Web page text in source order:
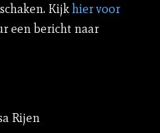
Kijkhier voor
een bericht naar
Rijen